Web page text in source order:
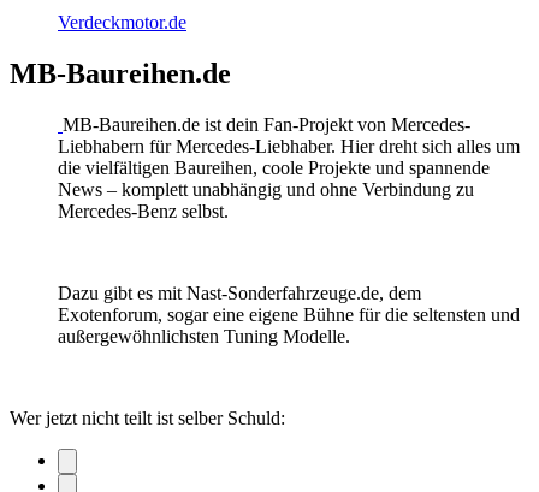
Verdeckmotor.de
MB-Baureihen.de
MB-Baureihen.de ist dein Fan-Projekt von Mercedes-
Liebhabern für Mercedes-Liebhaber. Hier dreht sich alles um
die vielfältigen Baureihen, coole Projekte und spannende
News – komplett unabhängig und ohne Verbindung zu
Mercedes-Benz selbst.
Dazu gibt es mit Nast-Sonderfahrzeuge.de, dem
Exotenforum, sogar eine eigene Bühne für die seltensten und
außergewöhnlichsten Tuning Modelle.
Wer jetzt nicht teilt ist selber Schuld: